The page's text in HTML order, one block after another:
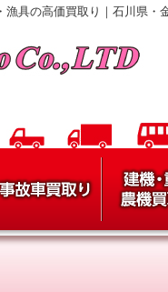
漁具の高価買取り｜石川県・